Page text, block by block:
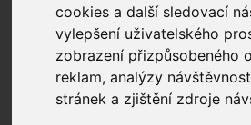
cookies a další sledovací
vylepšení uživatelského
zobrazení přizpůsobeného
reklam, analýzy
stránek a zjištění zdroje